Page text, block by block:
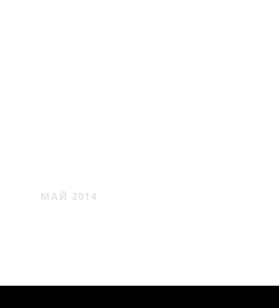
МАЙ 2014